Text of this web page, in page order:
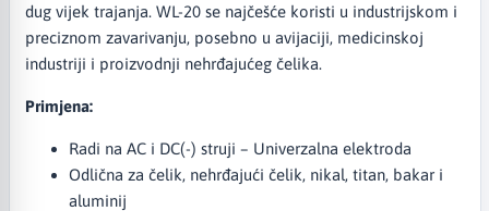
dug vijek trajanja. WL-20 se najčešće koristi u industrijskom i
preciznom zavarivanju, posebno u avijaciji, medicinskoj
industriji i proizvodnji nehrđajućeg čelika.
Primjena:
Radi na AC i DC(-) struji – Univerzalna elektroda
Odlična za čelik, nehrđajući čelik, nikal, titan, bakar i
aluminij